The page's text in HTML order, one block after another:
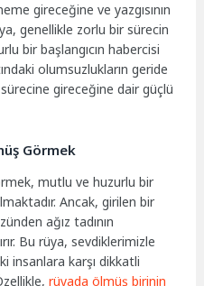
gireceğine ve yazgısının
genellikle zorlu bir sürecin
bir başlangıcın habercisi
olumsuzlukların geride
gireceğine dair güçlü
Görmek
mutlu ve huzurlu bir
Ancak, girilen bir
ağız tadının
Bu rüya, sevdiklerimizle
insanlara karşı dikkatli
rüyada ölmüş birinin